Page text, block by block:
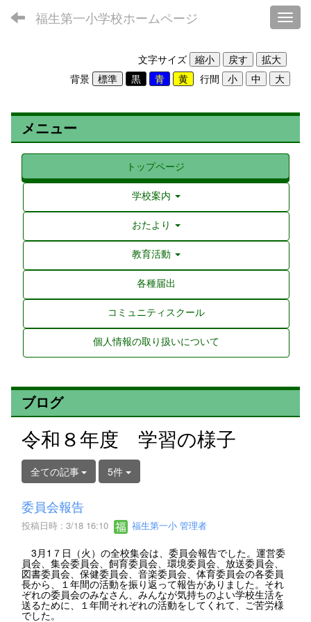
福生第一小学校ホームページ
文字サイズ
背景
行間
メニュー
トップページ
学校案内
おたより
教育活動
各種届出
コミュニティスクール
個人情報の取り扱いについて
ブログ
令和８年度 学習の様子
全ての記事 5件
委員会報告
投稿日時 : 3/18 16:10 福生第一小 管理者
3月1７日（火）の全校集会は、委員会報告でした。運営委
員会、集会委員会、飼育委員会、環境委員会、放送委員会、
図書委員会、保健委員会、音楽委員会、体育委員会の各委員
長から、１年間の活動を振り返って報告がありました。それ
ぞれの委員会のみなさん、みんなが気持ちのよい学校生活を
送るために、１年間それぞれの活動をしてくれて、ご苦労様
でした。